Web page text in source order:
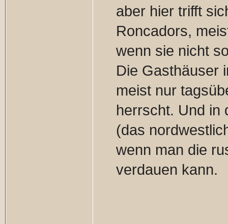
aber hier trifft
Roncadors,
wenn sie nicht
Die Gasthäuser
meist nur
herrscht. Und in
(das
wenn man die
verdauen kann.